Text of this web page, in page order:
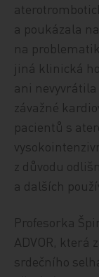
a poukázala
na
jiná klinická
ani
závažné
pacientů s
z důvodu
a dalších
Profesorka
ADVOR, která
srdečního